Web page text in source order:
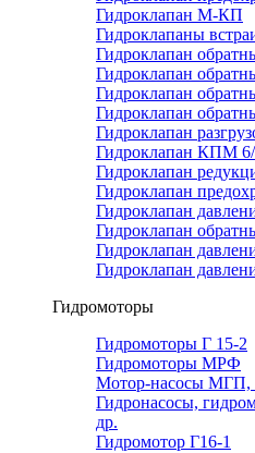
Гидроклапан М-КП
Гидроклапаны
Гидроклапан
Гидроклапан
Гидроклапан
Гидроклапан
Гидроклапан
Гидроклапан КПМ
Гидроклапан
Гидроклапан
Гидроклапан
Гидроклапан
Гидроклапан
Гидроклапан
Гидромоторы
Гидромоторы Г 15-2
Гидромоторы МРФ
Мотор-насосы МГП,
Гидронасосы,
др.
Гидромотор Г16-1